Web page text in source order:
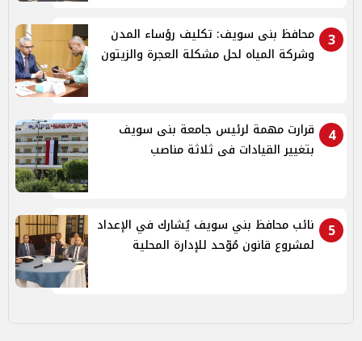
3
محافظ بنى سويف: تكليف رؤساء المدن
وشركة المياه لحل مشكلة العجرة والزيتون
4
قرارت مهمة لرئيس جامعة بنى سويف
بتغيير القيادات فى ثلاثة مناصب
5
نائب محافظ بني سويف يُشارك في الإعداد
لمشروع قانون مُوّحد للإدارة المحلية